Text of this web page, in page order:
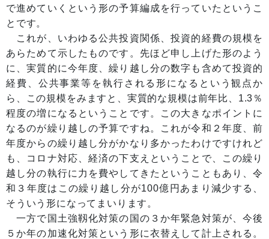
で進めていくという形の予算編成を行っていたというこ
とです。
これが、いわゆる公共投資関係、投資的経費の規模を
あらためて示したものです。先ほど申し上げた形のよう
に、実質的に今年度、繰り越し分の数字も含めて投資的
経費、公共事業等を執行される形になるという観点か
ら、この規模をみますと、実質的な規模は前年比、1.3％
程度の増になるということです。この大きなポイントに
なるのが繰り越しの予算ですね。これが令和２年度、前
年度からの繰り越し分がかなり多かったわけですけれど
も、コロナ対応、経済の下支えということで、この繰り
越し分の執行に力を費やしてきたということもあり、令
和３年度はこの繰り越し分が100億円あまり減少する、
そういう形になってまいります。
一方で国土強靱化対策の国の３か年緊急対策が、今後
５か年の加速化対策という形に衣替えして計上される。